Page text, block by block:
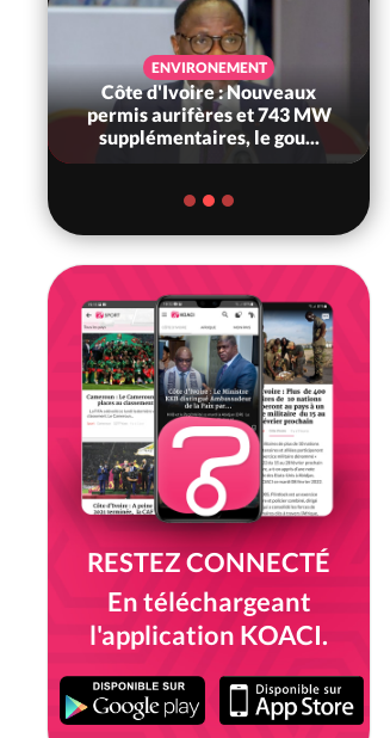
ENVIRONEMENT
Côte d'Ivoire : Nouveaux
permis aurifères et 743 MW
supplémentaires, le gou...
RESTEZ CONNECTÉ
En téléchargeant
l'application KOACI.